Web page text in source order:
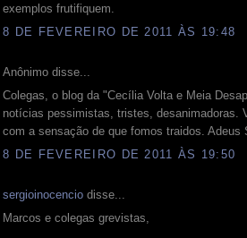
exemplos frutifiquem.
8 DE FEVEREIRO DE 2011 ÀS 19:48
Anônimo disse...
Colegas, o blog da "Cecília Volta e Meia
notícias pessimistas, tristes, desanimadoras.
com a sensação de que fomos traidos. Adeus
8 DE FEVEREIRO DE 2011 ÀS 19:50
sergioinocencio disse...
Marcos e colegas grevistas,